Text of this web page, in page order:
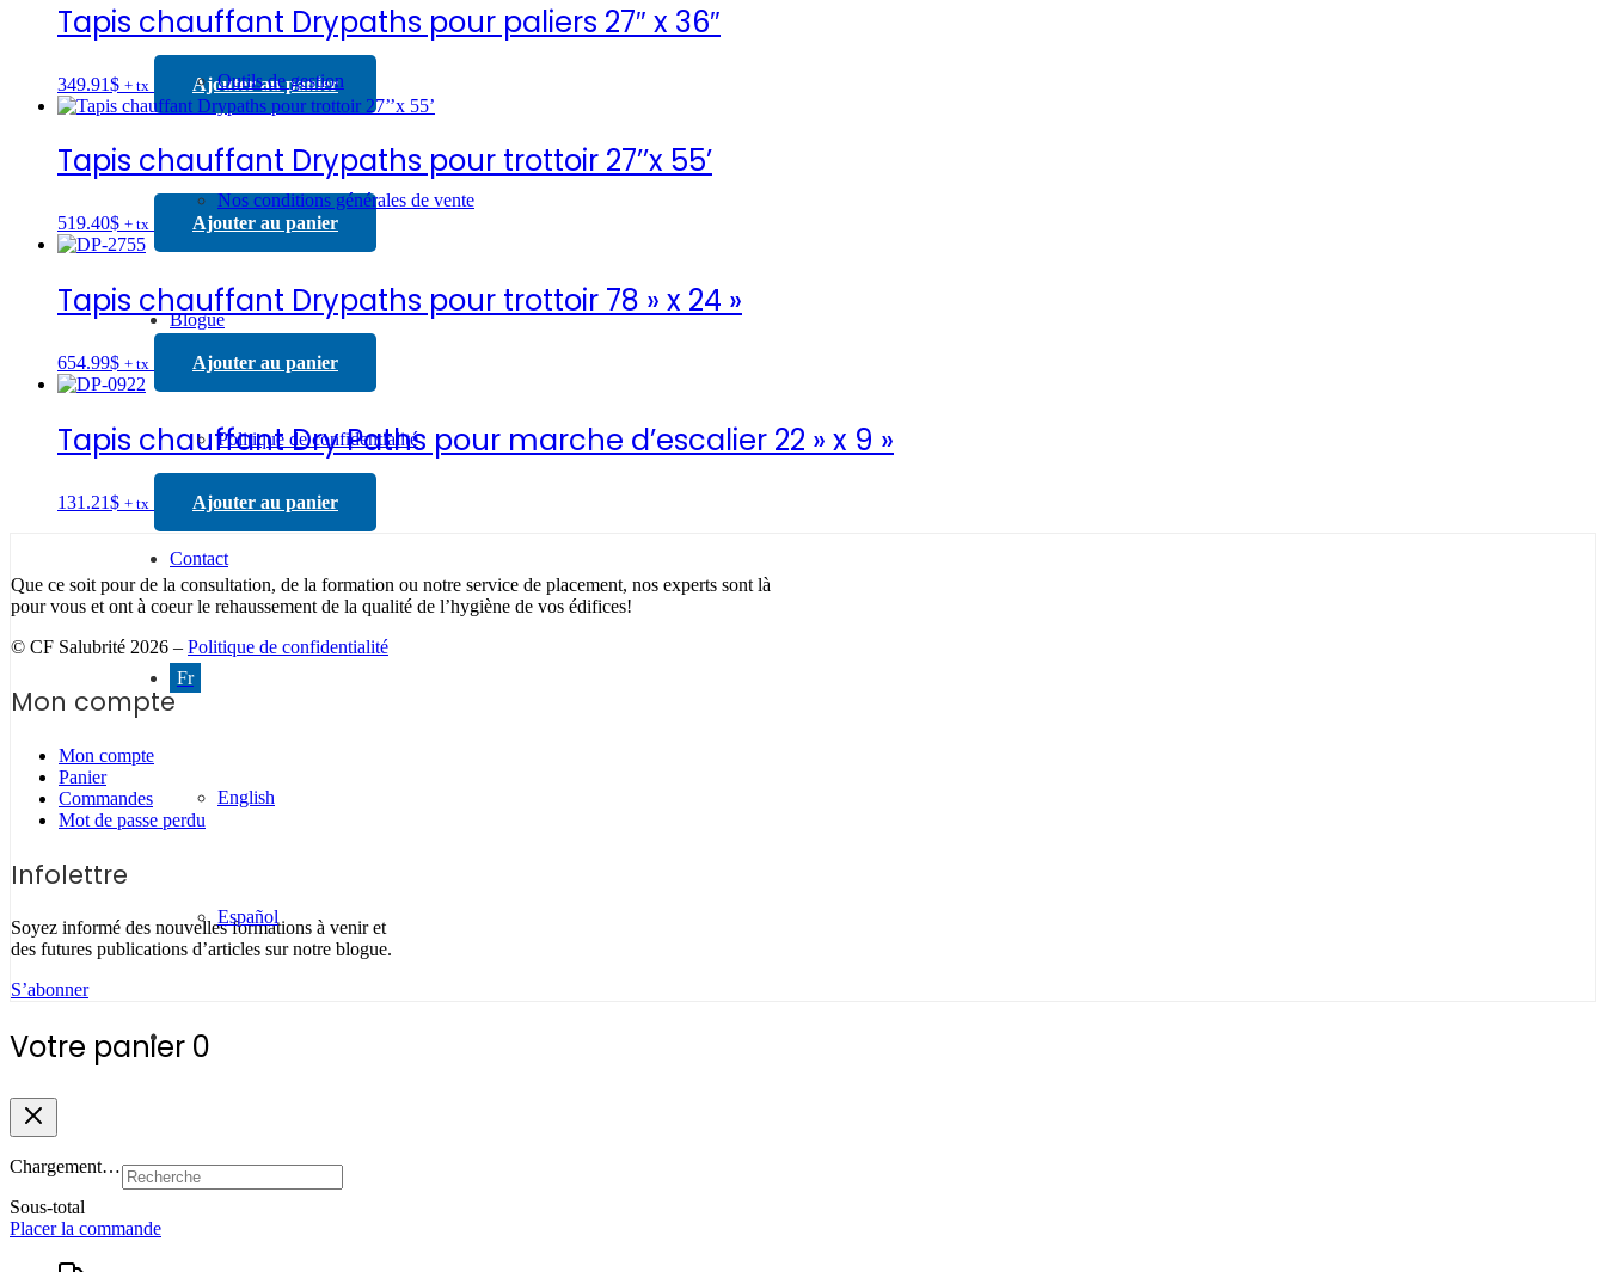
Outils de gestion
Nos conditions générales de vente
Blogue
Politique de confidentialité
Contact
Fr
English
Español
Tapis chauffant Drypaths pour paliers 27″ x 36″
349.91$ + tx Ajouter au panier
Tapis chauffant Drypaths pour trottoir 27’’x 55’
519.40$ + tx Ajouter au panier
Tapis chauffant Drypaths pour trottoir 78 » x 24 »
654.99$ + tx Ajouter au panier
Tapis chauffant Dry Paths pour marche d’escalier 22 » x 9 »
131.21$ + tx Ajouter au panier
Que ce soit pour de la consultation, de la formation ou notre service de placement, nos experts sont là
pour vous et ont à coeur le rehaussement de la qualité de l’hygiène de vos édifices!
© CF Salubrité 2026 – Politique de confidentialité
Mon compte
Mon compte
Panier
Commandes
Mot de passe perdu
Infolettre
Soyez informé des nouvelles formations à venir et
des futures publications d’articles sur notre blogue.
S’abonner
Votre panier 0
Chargement…
Sous-total
Placer la commande